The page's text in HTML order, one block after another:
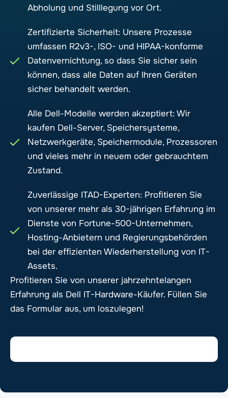
Abholung und Stilllegung vor Ort.
Zertifizierte Sicherheit: Unsere Prozesse
umfassen R2v3-, ISO- und HIPAA-konforme
Datenvernichtung, so dass Sie sicher sein
können, dass alle Daten auf Ihren Geräten
sicher behandelt werden.
Alle Dell-Modelle werden akzeptiert: Wir
kaufen Dell-Server, Speichersysteme,
Netzwerkgeräte, Speichermodule, Prozessoren
und vieles mehr in neuem oder gebrauchtem
Zustand.
Zuverlässige ITAD-Experten: Profitieren Sie
von unserer mehr als 30-jährigen Erfahrung im
Dienste von Fortune-500-Unternehmen,
Hosting-Anbietern und Regierungsbehörden
bei der effizienten Wiederherstellung von IT-
Assets.
Profitieren Sie von unserer jahrzehntelangen
Erfahrung als Dell IT-Hardware-Käufer. Füllen Sie
das Formular aus, um loszulegen!